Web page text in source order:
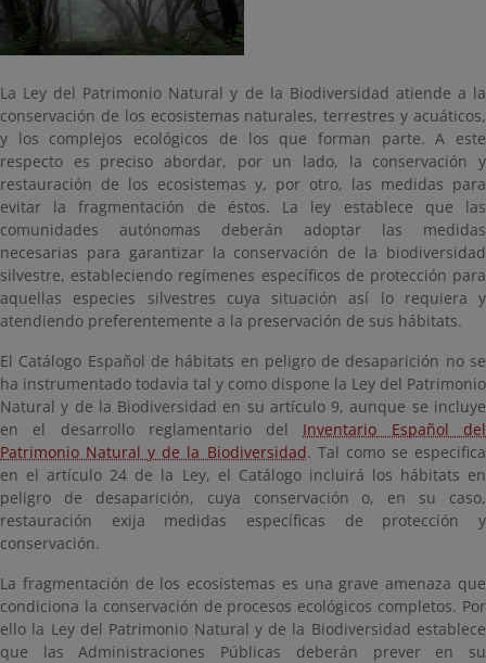
La Ley del Patrimonio Natural y de la Biodiversidad atiende a la
conservación de los ecosistemas naturales, terrestres y acuáticos,
y los complejos ecológicos de los que forman parte. A este
respecto es preciso abordar, por un lado, la conservación y
restauración de los ecosistemas y, por otro, las medidas para
evitar la fragmentación de éstos. La ley establece que las
comunidades autónomas deberán adoptar las medidas
necesarias para garantizar la conservación de la biodiversidad
silvestre, estableciendo regímenes específicos de protección para
aquellas especies silvestres cuya situación así lo requiera y
atendiendo preferentemente a la preservación de sus hábitats.
El Catálogo Español de hábitats en peligro de desaparición no se
ha instrumentado todavía tal y como dispone la Ley del Patrimonio
Natural y de la Biodiversidad en su artículo 9, aunque se incluye
en el desarrollo reglamentario del Inventario Español del
Patrimonio Natural y de la Biodiversidad. Tal como se especifica
en el artículo 24 de la Ley, el Catálogo incluirá los hábitats en
peligro de desaparición, cuya conservación o, en su caso,
restauración exija medidas específicas de protección y
conservación.
La fragmentación de los ecosistemas es una grave amenaza que
condiciona la conservación de procesos ecológicos completos. Por
ello la Ley del Patrimonio Natural y de la Biodiversidad establece
que las Administraciones Públicas deberán prever en su